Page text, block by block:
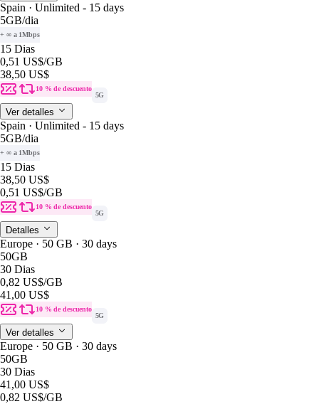
Spain · Unlimited - 15 days
5GB/dia
+ ∞ a 1Mbps
15 Dias
0,51 US$/GB
38,50 US$
10 % de descuento
5G
Ver detalles
Spain · Unlimited - 15 days
5GB/dia
+ ∞ a 1Mbps
15 Dias
38,50 US$
0,51 US$/GB
10 % de descuento
5G
Detalles
Europe · 50 GB · 30 days
50GB
30 Dias
0,82 US$/GB
41,00 US$
10 % de descuento
5G
Ver detalles
Europe · 50 GB · 30 days
50GB
30 Dias
41,00 US$
0,82 US$/GB